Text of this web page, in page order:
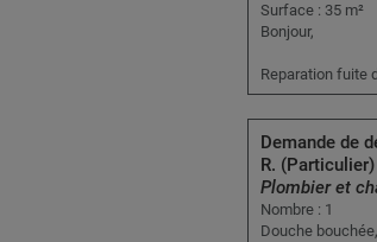
Surface : 35 m²
Bonjour,
Reparation fuite
Demande de
R.
Plombier et
Nombre : 1
Douche